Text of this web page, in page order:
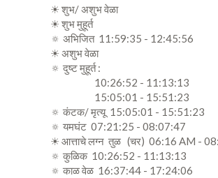
☀ शुभ/ अशुभ वेळा
☀ शुभ मुहूर्त
🔅 अभिजित 11:59:35 - 12:45:56
☀ अशुभ वेळा
🔅 दुष्ट मुहूर्त :
10:26:52 - 11:13:13
15:05:01 - 15:51:23
🔅 कंटक/ मृत्यू 15:05:01 - 15:51:23
🔅 यमघंट 07:21:25 - 08:07:47
☀ आत्ताचे लग्न तुळ (चर) 06:16 AM -
🔅 कुळिक 10:26:52 - 11:13:13
🔅 काळ वेळ 16:37:44 - 17:24:06